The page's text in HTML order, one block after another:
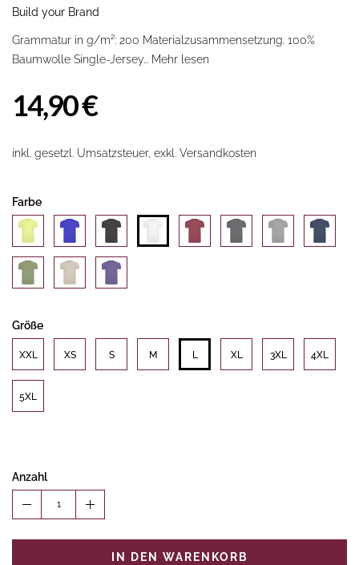
Build your Brand
Grammatur in g/m²: 200 Materialzusammensetzung. 100%
Baumwolle Single-Jersey... Mehr lesen
14,90 €
inkl. gesetzl. Umsatzsteuer, exkl. Versandkosten
Farbe
Größe
XXL XS S M L XL 3XL 4XL
5XL
Anzahl
1
IN DEN WARENKORB